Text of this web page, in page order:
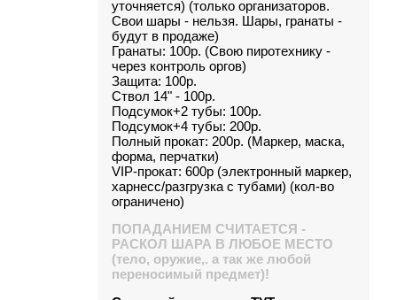
уточняется) (только организаторов.
Свои шары - нельзя. Шары, гранаты -
будут в продаже)
Гранаты: 100р. (Свою пиротехнику -
через контроль оргов)
Защита: 100р.
Ствол 14" - 100р.
Подсумок+2 тубы: 100р.
Подсумок+4 тубы: 200р.
Полный прокат: 200р. (Маркер, маска,
форма, перчатки)
VIP-прокат: 600р (электронный маркер,
харнесс/разгрузка с тубами) (кол-во
ограничено)
ПОПАДАНИЕМ СЧИТАЕТСЯ -
РАСКОЛ ШАРА В ЛЮБОЕ МЕСТО
(тело, оружие,. а так же любой
переносимый предмет)!